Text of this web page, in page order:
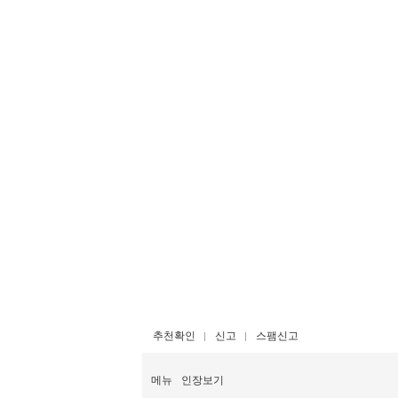
추천확인 신고 스팸신고
메뉴 인장보기